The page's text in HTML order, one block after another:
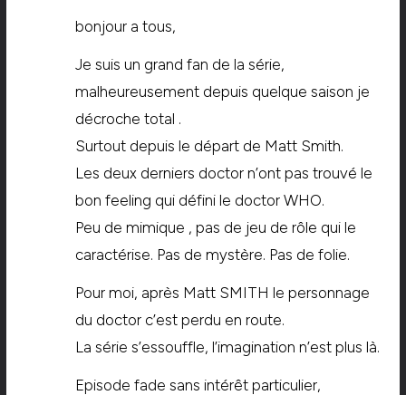
bonjour a tous,
Je suis un grand fan de la série,
malheureusement depuis quelque saison je
décroche total .
Surtout depuis le départ de Matt Smith.
Les deux derniers doctor n’ont pas trouvé le
bon feeling qui défini le doctor WHO.
Peu de mimique , pas de jeu de rôle qui le
caractérise. Pas de mystère. Pas de folie.
Pour moi, après Matt SMITH le personnage
du doctor c’est perdu en route.
La série s’essouffle, l’imagination n’est plus là.
Episode fade sans intérêt particulier,